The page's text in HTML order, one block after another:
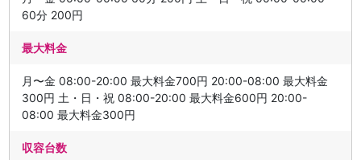
60分 200円
最大料金
月〜金 08:00-20:00 最大料金700円 20:00-08:00 最大料金
300円 土・日・祝 08:00-20:00 最大料金600円 20:00-
08:00 最大料金300円
収容台数